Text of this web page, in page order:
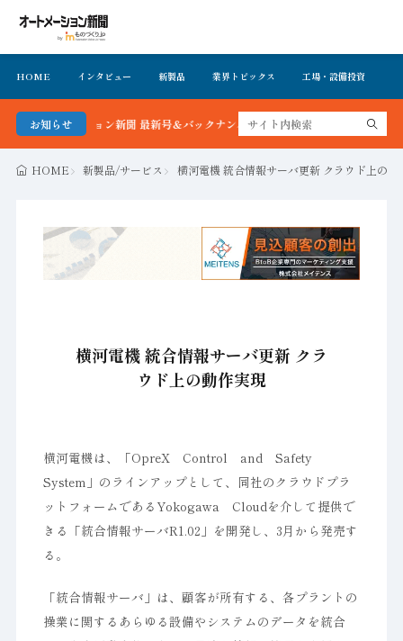
HOME インタビュー 新製品 業界トピックス 工場・設備投資
お知らせ
メーション新聞 最新号＆バックナンバーを無料で公開中 詳細はこちら
HOME 新製品/サービス 横河電機 統合情報サーバ更新 クラウド上の動
横河電機 統合情報サーバ更新 クラ
ウド上の動作実現
横河電機は、「OpreX Control and Safety
System」のラインアップとして、同社のクラウドプラ
ットフォームであるYokogawa Cloudを介して提供で
きる「統合情報サーバR1.02」を開発し、3月から発売す
る。
「統合情報サーバ」は、顧客が所有する、各プラントの
操業に関するあらゆる設備やシステムのデータを統合